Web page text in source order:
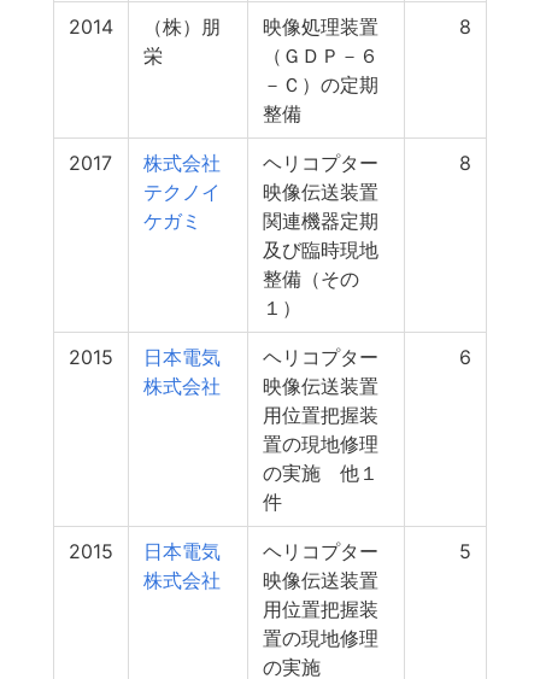
2014
（株）朋
栄
映像処理装置
（ＧＤＰ－６
－Ｃ）の定期
整備
8
2017
株式会社
テクノイ
ケガミ
ヘリコプター
映像伝送装置
関連機器定期
及び臨時現地
整備（その
１）
8
2015
日本電気
株式会社
ヘリコプター
映像伝送装置
用位置把握装
置の現地修理
の実施 他１
件
6
2015
日本電気
株式会社
ヘリコプター
映像伝送装置
用位置把握装
置の現地修理
の実施
5